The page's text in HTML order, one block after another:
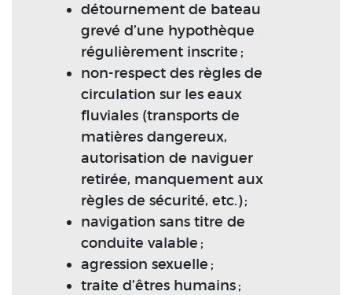
détournement de bateau
grevé d’une hypothèque
régulièrement inscrite ;
non-respect des règles de
circulation sur les eaux
fluviales (transports de
matières dangereux,
autorisation de naviguer
retirée, manquement aux
règles de sécurité, etc.) ;
navigation sans titre de
conduite valable ;
agression sexuelle ;
traite d’êtres humains ;